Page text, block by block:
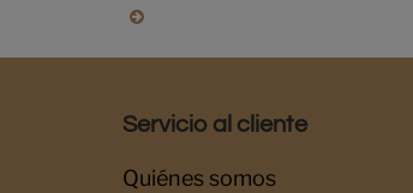
Servicio al cliente
Quiénes somos